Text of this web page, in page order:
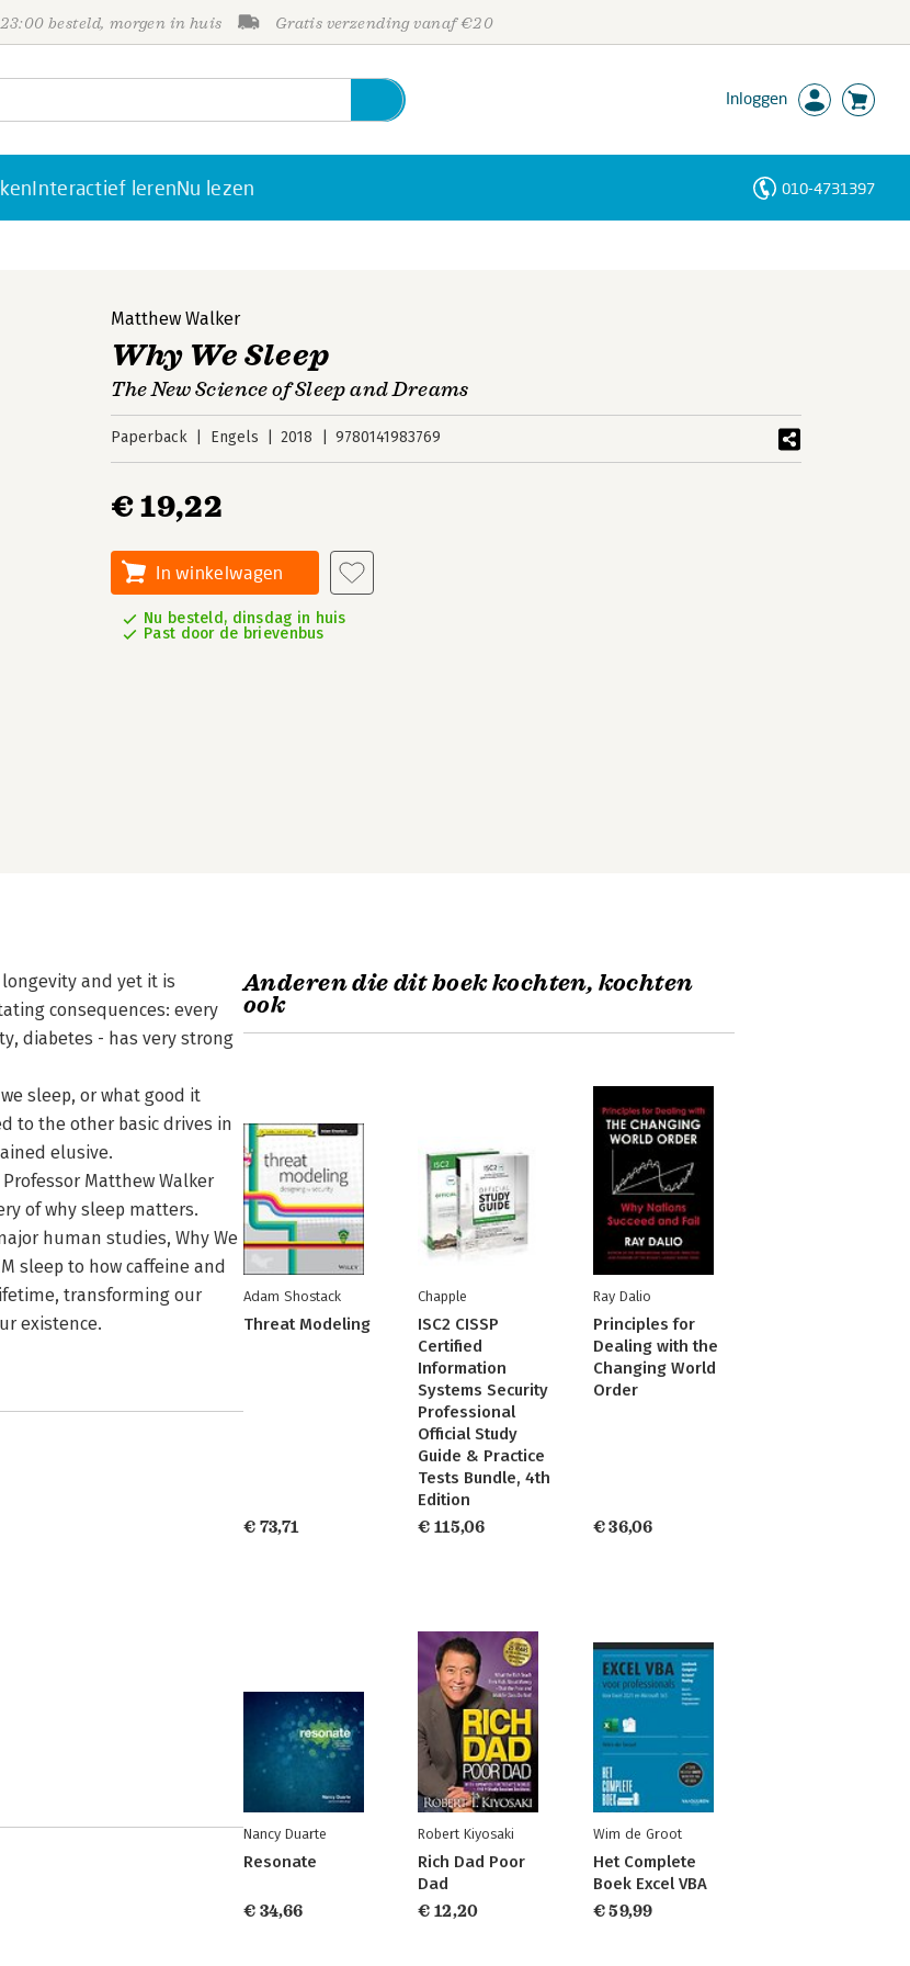
besteld, morgen in huis Gratis verzending vanaf €20
Inloggen
Interactief lerenNu lezen 010-4731397
Matthew Walker
Why We Sleep
The New Science of Sleep and Dreams
Paperback Engels 2018 9780141983769
€ 19,22
In winkelwagen
Nu besteld, dinsdag in huis
Past door de brievenbus
and yet it is
consequences: every
diabetes - has very strong
sleep, or what good it
to the other basic drives in
elusive.
Matthew Walker
of why sleep matters.
human studies, Why We
sleep to how caffeine and
transforming our
existence.
Anderen die dit boek kochten, kochten
ook
Adam Shostack
Threat Modeling
€ 73,71
Chapple
ISC2 CISSP
Certified
Information
Systems Security
Professional
Official Study
Guide & Practice
Tests Bundle, 4th
Edition
€ 115,06
Ray Dalio
Principles for
Dealing with the
Changing World
Order
€ 36,06
Nancy Duarte
Resonate
€ 34,66
Robert Kiyosaki
Rich Dad Poor
Dad
€ 12,20
Wim de Groot
Het Complete
Boek Excel VBA
€ 59,99
Personen